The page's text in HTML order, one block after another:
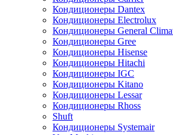
Кондиционеры Dantex
Кондиционеры Electrolux
Кондиционеры General
Кондиционеры Gree
Кондиционеры Hisense
Кондиционеры Hitachi
Кондиционеры IGC
Кондиционеры Kitano
Кондиционеры Lessar
Кондиционеры Rhoss
Shuft
Кондиционеры Systemair